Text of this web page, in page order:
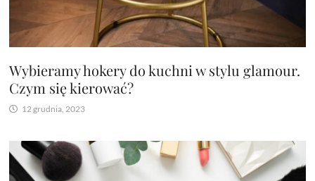
Wybieramy hokery do kuchni w stylu glamour.
Czym się kierować?
12 grudnia, 2023